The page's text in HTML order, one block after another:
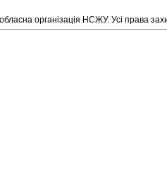
організація НСЖУ. Усі права